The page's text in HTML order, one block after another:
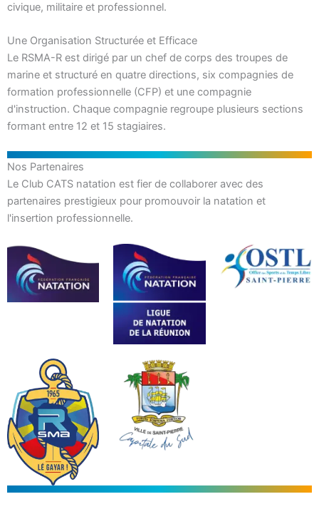
civique, militaire et professionnel.
Une Organisation Structurée et Efficace
Le RSMA-R est dirigé par un chef de corps des troupes de
marine et structuré en quatre directions, six compagnies de
formation professionnelle (CFP) et une compagnie
d'instruction. Chaque compagnie regroupe plusieurs sections
formant entre 12 et 15 stagiaires.
Nos Partenaires
Le Club CATS natation est fier de collaborer avec des
partenaires prestigieux pour promouvoir la natation et
l'insertion professionnelle.